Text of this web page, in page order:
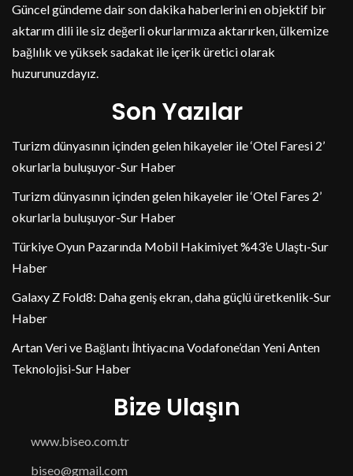
Güncel gündeme dair son dakika haberlerini en objektif bir
aktarım dili ile siz değerli okurlarımıza aktarırken, ülkemize
bağlılık ve yüksek sadakat ile içerik üretici olarak
huzurunuzdayız.
Son Yazılar
Turizm dünyasının içinden gelen hikayeler ile ‘Otel Faresi 2’
okurlarla buluşuyor-Sur Haber
Turizm dünyasının içinden gelen hikayeler ile ‘Otel Fares 2’
okurlarla buluşuyor-Sur Haber
Türkiye Oyun Pazarında Mobil Hakimiyet %43’e Ulaştı-Sur
Haber
Galaxy Z Fold8: Daha geniş ekran, daha güçlü üretkenlik-Sur
Haber
Artan Veri ve Bağlantı İhtiyacına Vodafone’dan Yeni Anten
Teknolojisi-Sur Haber
Bize Ulaşın
www.biseo.com.tr
biseo@gmail.com